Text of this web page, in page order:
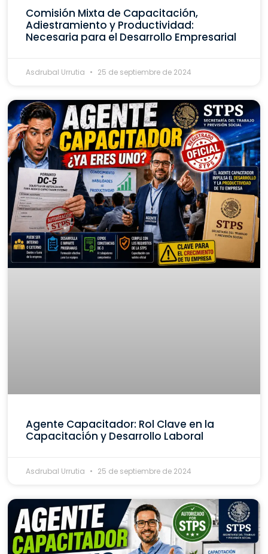
Comisión Mixta de Capacitación,
Adiestramiento y Productividad:
Necesaria para el Desarrollo Empresarial
Asdrubal Urrutia 25 de septiembre de 2024
Agente Capacitador: Rol Clave en la
Capacitación y Desarrollo Laboral
Asdrubal Urrutia 25 de septiembre de 2024